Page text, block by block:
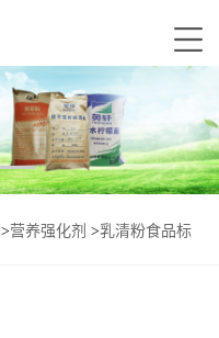
>营养强化剂 >乳清粉食品标